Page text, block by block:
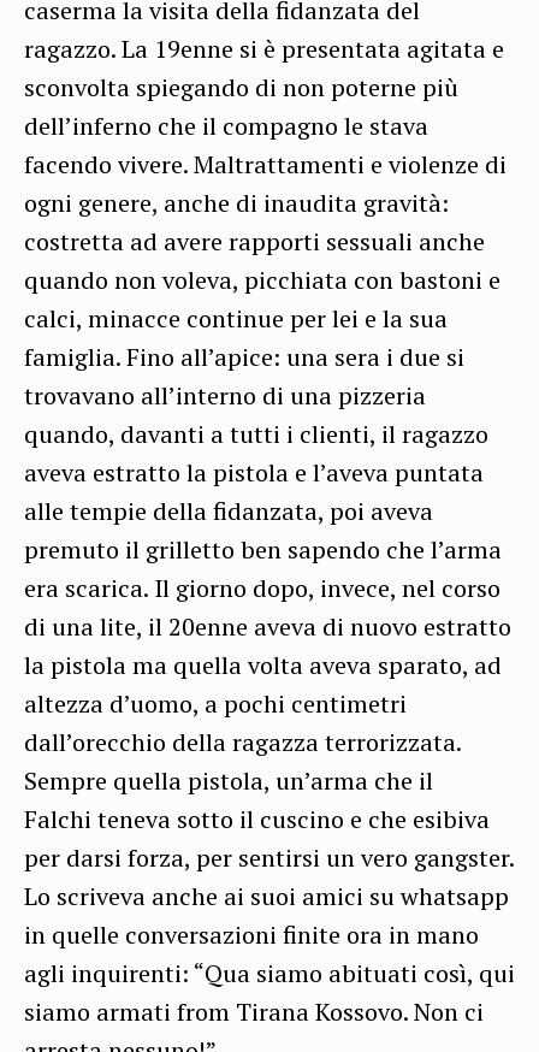
caserma la visita della fidanzata del
ragazzo. La 19enne si è presentata agitata e
sconvolta spiegando di non poterne più
dell’inferno che il compagno le stava
facendo vivere. Maltrattamenti e violenze di
ogni genere, anche di inaudita gravità:
costretta ad avere rapporti sessuali anche
quando non voleva, picchiata con bastoni e
calci, minacce continue per lei e la sua
famiglia. Fino all’apice: una sera i due si
trovavano all’interno di una pizzeria
quando, davanti a tutti i clienti, il ragazzo
aveva estratto la pistola e l’aveva puntata
alle tempie della fidanzata, poi aveva
premuto il grilletto ben sapendo che l’arma
era scarica. Il giorno dopo, invece, nel corso
di una lite, il 20enne aveva di nuovo estratto
la pistola ma quella volta aveva sparato, ad
altezza d’uomo, a pochi centimetri
dall’orecchio della ragazza terrorizzata.
Sempre quella pistola, un’arma che il
Falchi teneva sotto il cuscino e che esibiva
per darsi forza, per sentirsi un vero gangster.
Lo scriveva anche ai suoi amici su whatsapp
in quelle conversazioni finite ora in mano
agli inquirenti: “Qua siamo abituati così, qui
siamo armati from Tirana Kossovo. Non ci